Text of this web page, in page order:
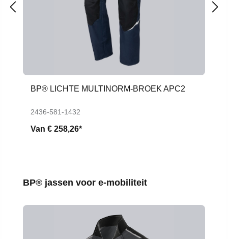
BP® LICHTE MULTINORM-BROEK APC2
2436-581-1432
Van € 258,26*
Productgalerij overslaan
BP® jassen voor e-mobiliteit